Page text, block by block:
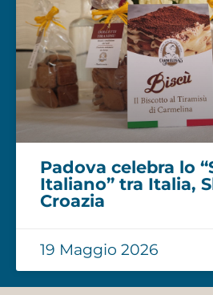
Padova celebra lo
Italiano” tra Italia,
Croazia
19 Maggio 2026